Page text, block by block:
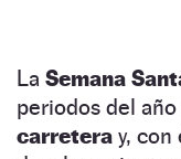
La Semana
periodos del
carretera y, con